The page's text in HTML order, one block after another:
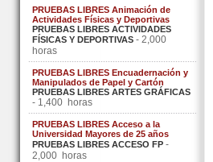
PRUEBAS LIBRES Animación de
Actividades Físicas y Deportivas
PRUEBAS LIBRES ACTIVIDADES
FÍSICAS Y DEPORTIVAS - 2,000
horas
PRUEBAS LIBRES Encuadernación y
Manipulados de Papel y Cartón
PRUEBAS LIBRES ARTES GRÁFICAS
- 1,400 horas
PRUEBAS LIBRES Acceso a la
Universidad Mayores de 25 años
PRUEBAS LIBRES ACCESO FP -
2,000 horas